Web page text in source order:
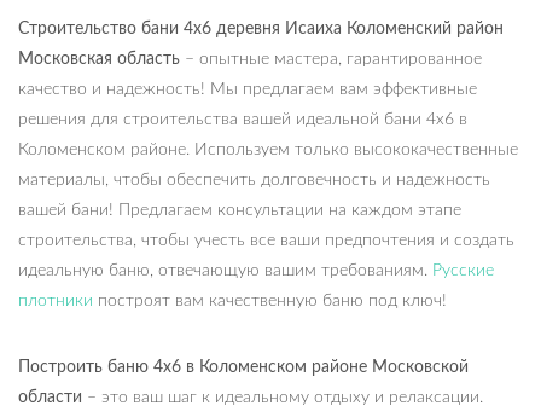
Строительство бани 4х6 деревня Исаиха Коломенский район
Московская область – опытные мастера, гарантированное
качество и надежность! Мы предлагаем вам эффективные
решения для строительства вашей идеальной бани 4х6 в
Коломенском районе. Используем только высококачественные
материалы, чтобы обеспечить долговечность и надежность
вашей бани! Предлагаем консультации на каждом этапе
строительства, чтобы учесть все ваши предпочтения и создать
идеальную баню, отвечающую вашим требованиям. Русские
плотники построят вам качественную баню под ключ!
Построить баню 4х6 в Коломенском районе Московской
области – это ваш шаг к идеальному отдыху и релаксации.